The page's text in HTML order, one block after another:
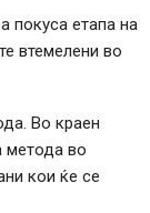
покуса етапа на
втемелени во
Во краен
метода во
кои ќе се